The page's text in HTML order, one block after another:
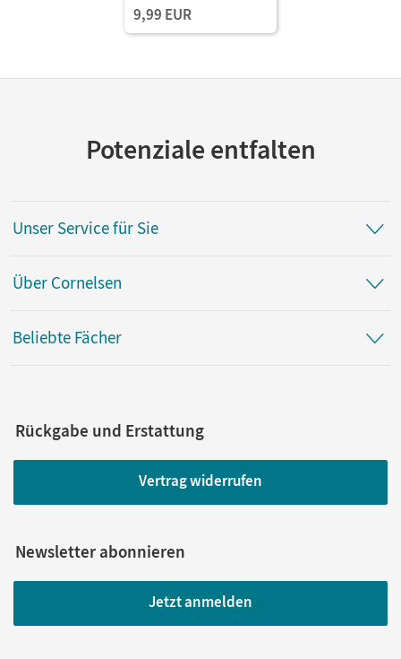
9,99 EUR
Potenziale entfalten
Unser Service für Sie
Über Cornelsen
Beliebte Fächer
Rückgabe und Erstattung
Vertrag widerrufen
Newsletter abonnieren
Jetzt anmelden